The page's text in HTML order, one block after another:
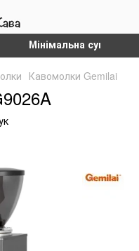
Мінімальна сума
Кавомолки Gemilai